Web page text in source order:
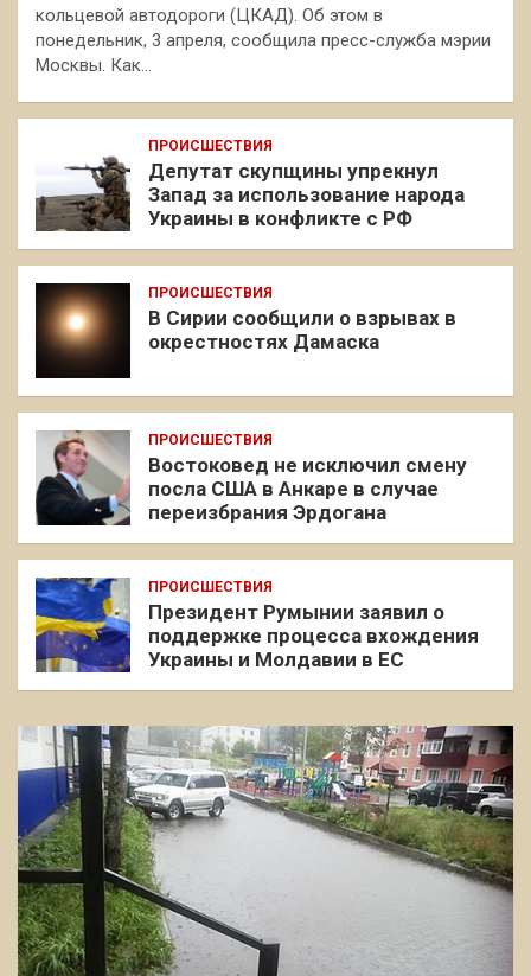
кольцевой автодороги (ЦКАД). Об этом в
понедельник, 3 апреля, сообщила пресс-служба мэрии
Москвы. Как…
ПРОИСШЕСТВИЯ
Депутат скупщины упрекнул
Запад за использование народа
Украины в конфликте с РФ
ПРОИСШЕСТВИЯ
В Сирии сообщили о взрывах в
окрестностях Дамаска
ПРОИСШЕСТВИЯ
Востоковед не исключил смену
посла США в Анкаре в случае
переизбрания Эрдогана
ПРОИСШЕСТВИЯ
Президент Румынии заявил о
поддержке процесса вхождения
Украины и Молдавии в ЕС